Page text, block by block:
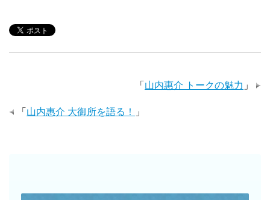
「 山内惠介 トークの魅力 」
「 山内惠介 大御所を語る！ 」